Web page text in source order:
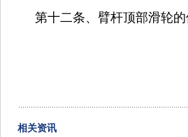
第十二条、臂杆顶部滑轮
相关资讯